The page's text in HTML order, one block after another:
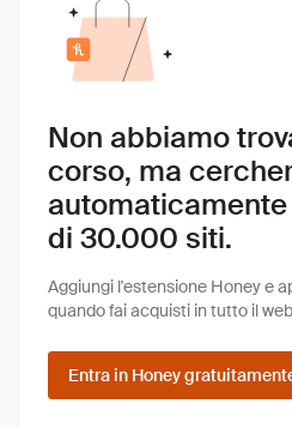
Non abbiamo
corso, ma
di 30.000 siti.
Aggiungi l'estensione Honey e
quando fai acquisti in tutto il
Entra in Honey